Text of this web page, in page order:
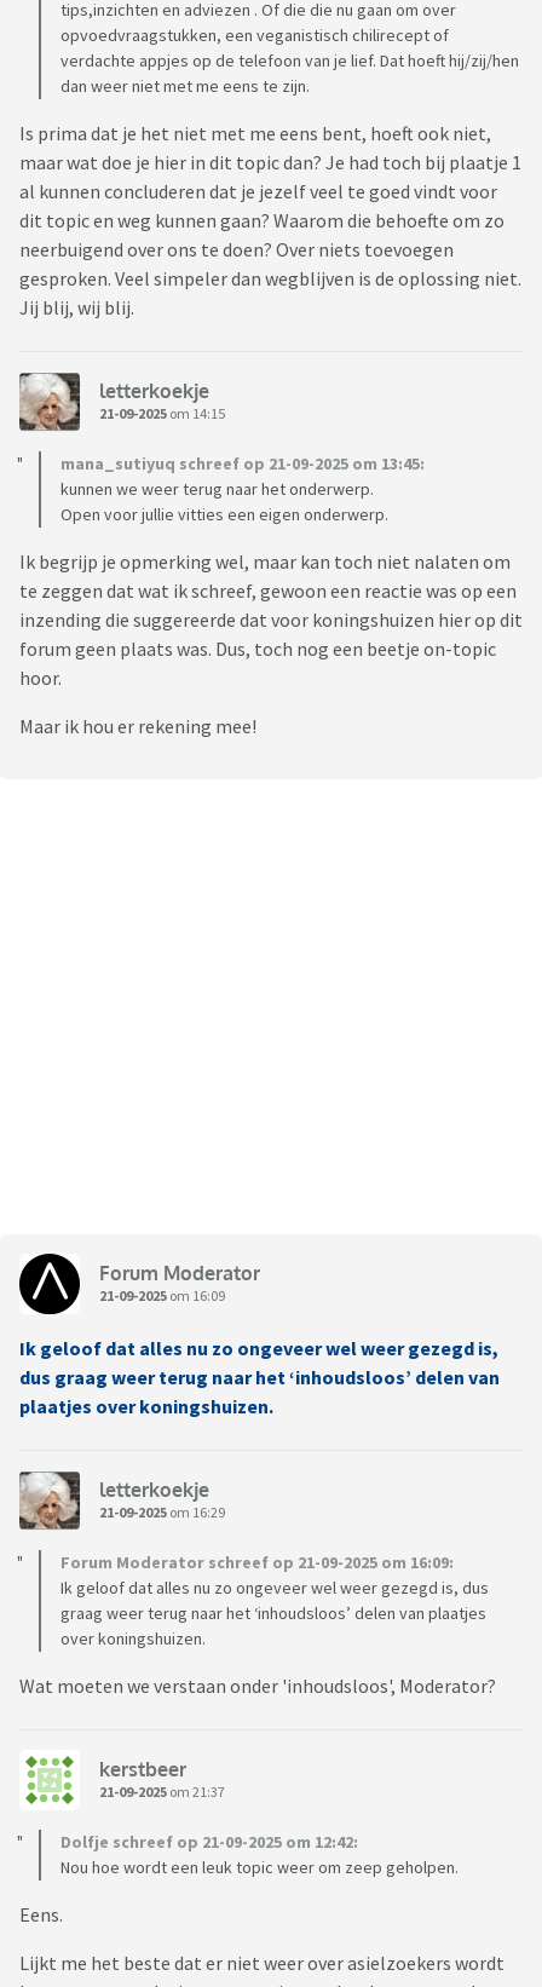
tips,inzichten en adviezen . Of die die nu gaan om over
opvoedvraagstukken, een veganistisch chilirecept of
verdachte appjes op de telefoon van je lief. Dat hoeft hij/zij/hen
dan weer niet met me eens te zijn.
Is prima dat je het niet met me eens bent, hoeft ook niet,
maar wat doe je hier in dit topic dan? Je had toch bij plaatje 1
al kunnen concluderen dat je jezelf veel te goed vindt voor
dit topic en weg kunnen gaan? Waarom die behoefte om zo
neerbuigend over ons te doen? Over niets toevoegen
gesproken. Veel simpeler dan wegblijven is de oplossing niet.
Jij blij, wij blij.
letterkoekje
21-09-2025 om 14:15
mana_sutiyuq schreef op 21-09-2025 om 13:45:
kunnen we weer terug naar het onderwerp.
Open voor jullie vitties een eigen onderwerp.
Ik begrijp je opmerking wel, maar kan toch niet nalaten om
te zeggen dat wat ik schreef, gewoon een reactie was op een
inzending die suggereerde dat voor koningshuizen hier op dit
forum geen plaats was. Dus, toch nog een beetje on-topic
hoor.
Maar ik hou er rekening mee!
Forum Moderator
21-09-2025 om 16:09
Ik geloof dat alles nu zo ongeveer wel weer gezegd is,
dus graag weer terug naar het ‘inhoudsloos’ delen van
plaatjes over koningshuizen.
letterkoekje
21-09-2025 om 16:29
Forum Moderator schreef op 21-09-2025 om 16:09:
Ik geloof dat alles nu zo ongeveer wel weer gezegd is, dus
graag weer terug naar het ‘inhoudsloos’ delen van plaatjes
over koningshuizen.
Wat moeten we verstaan onder 'inhoudsloos', Moderator?
kerstbeer
21-09-2025 om 21:37
Dolfje schreef op 21-09-2025 om 12:42:
Nou hoe wordt een leuk topic weer om zeep geholpen.
Eens.
Lijkt me het beste dat er niet weer over asielzoekers wordt